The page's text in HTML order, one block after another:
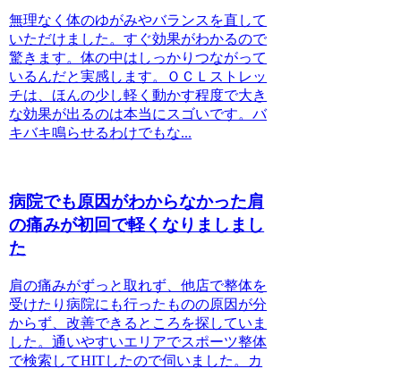
無理なく体のゆがみやバランスを直して
いただけました。すぐ効果がわかるので
驚きます。体の中はしっかりつながって
いるんだと実感します。ＯＣＬストレッ
チは、ほんの少し軽く動かす程度で大き
な効果が出るのは本当にスゴいです。バ
キバキ鳴らせるわけでもな...
病院でも原因がわからなかった肩
の痛みが初回で軽くなりましまし
た
肩の痛みがずっと取れず、他店で整体を
受けたり病院にも行ったものの原因が分
からず、改善できるところを探していま
した。通いやすいエリアでスポーツ整体
で検索してHITしたので伺いました。カ